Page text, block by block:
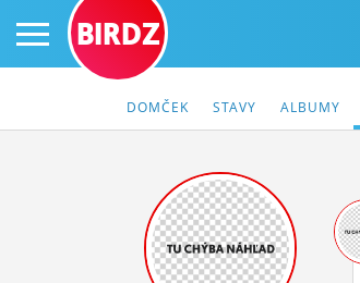
PRIHLÁS SA
BIRDZ
DOMČEK STAVY ALBUMY